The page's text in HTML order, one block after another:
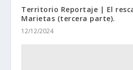
Territorio Reportaje | El
Marietas (tercera parte).
12/12/2024